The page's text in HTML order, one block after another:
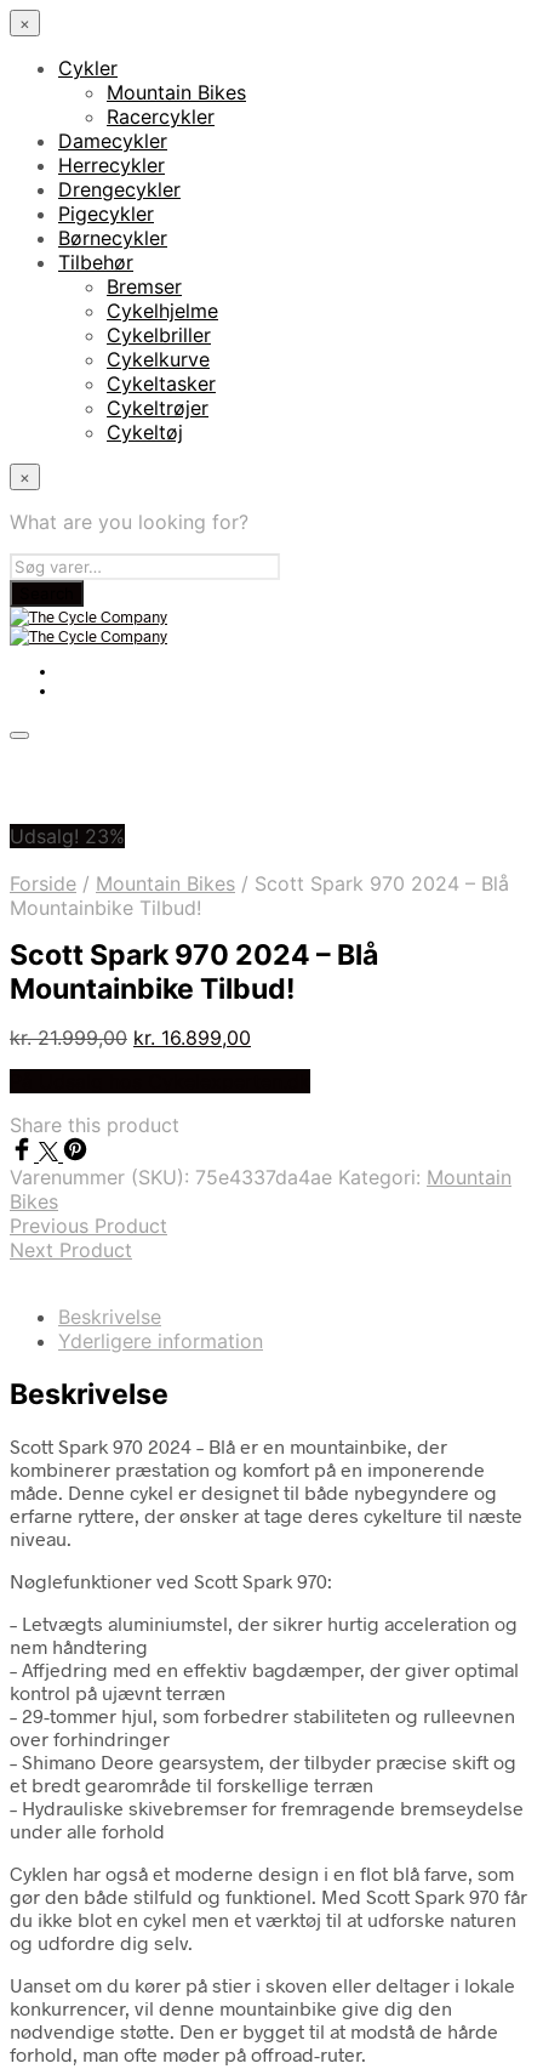
×
Cykler
Mountain Bikes
Racercykler
Damecykler
Herrecykler
Drengecykler
Pigecykler
Børnecykler
Tilbehør
Bremser
Cykelhjelme
Cykelbriller
Cykelkurve
Cykeltasker
Cykeltrøjer
Cykeltøj
×
What are you looking for?
Udsalg! 23%
Forside / Mountain Bikes / Scott Spark 970 2024 – Blå
Mountainbike Tilbud!
Scott Spark 970 2024 – Blå
Mountainbike Tilbud!
kr.21.999,00 Den
kr. 21.999,00.
kr. 16.899,00
Share this product
Varenummer (SKU): 75e4337da4ae Kategori: Mountain
Bikes
Previous Product
Next Product
Beskrivelse
Yderligere information
Beskrivelse
Scott Spark 970 2024 – Blå er en mountainbike, der
kombinerer præstation og komfort på en imponerende
måde. Denne cykel er designet til både nybegyndere og
erfarne ryttere, der ønsker at tage deres cykelture til næste
niveau.
Nøglefunktioner ved Scott Spark 970:
– Letvægts aluminiumstel, der sikrer hurtig acceleration og
nem håndtering
– Affjedring med en effektiv bagdæmper, der giver optimal
kontrol på ujævnt terræn
– 29-tommer hjul, som forbedrer stabiliteten og rulleevnen
over forhindringer
– Shimano Deore gearsystem, der tilbyder præcise skift og
et bredt gearområde til forskellige terræn
– Hydrauliske skivebremser for fremragende bremseydelse
under alle forhold
Cyklen har også et moderne design i en flot blå farve, som
gør den både stilfuld og funktionel. Med Scott Spark 970 får
du ikke blot en cykel men et værktøj til at udforske naturen
og udfordre dig selv.
Uanset om du kører på stier i skoven eller deltager i lokale
konkurrencer, vil denne mountainbike give dig den
nødvendige støtte. Den er bygget til at modstå de hårde
forhold, man ofte møder på offroad-ruter.